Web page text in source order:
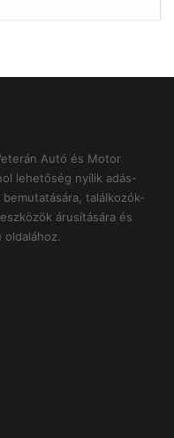
Autó és Motor
lehetőség nyílik adás-
találkozók-
árusítására és